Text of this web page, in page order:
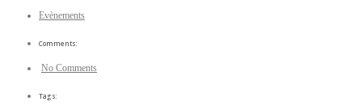
Evènements
Comments:
No Comments
Tags: